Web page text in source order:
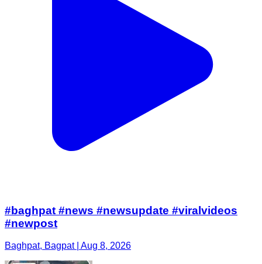
#baghpat #news #newsupdate #viralvideos
#newpost
Baghpat, Bagpat | Aug 8, 2026